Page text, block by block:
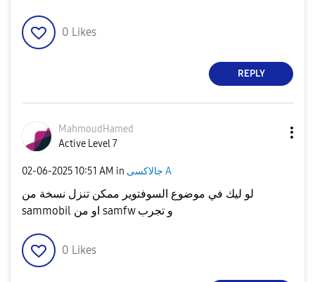
0 Likes
REPLY
MahmoudHamed
Active Level 7
‎02-06-202510:51 AM in جالاكسى A
لو ليك في موضوع السوفتوير ممكن تنزل نسخة من
sammobil او من samfw و تجرب
0 Likes